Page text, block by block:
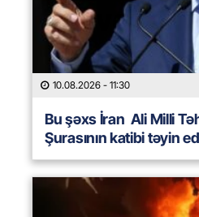
10.08.2026 - 11:30
Bu şəxs İran Ali Milli
Şurasının katibi təyin